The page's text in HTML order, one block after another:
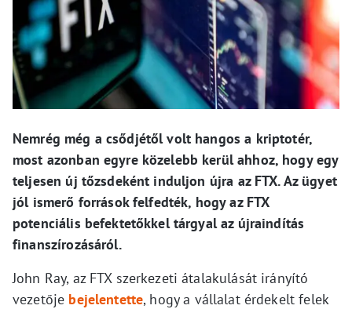
Nemrég még a csődjétől volt hangos a kriptotér,
most azonban egyre közelebb kerül ahhoz, hogy egy
teljesen új tőzsdeként induljon újra az FTX. Az ügyet
jól ismerő források felfedték, hogy az FTX
potenciális befektetőkkel tárgyal az újraindítás
finanszírozásáról.
John Ray, az FTX szerkezeti átalakulását irányító
vezetője bejelentette, hogy a vállalat érdekelt felek